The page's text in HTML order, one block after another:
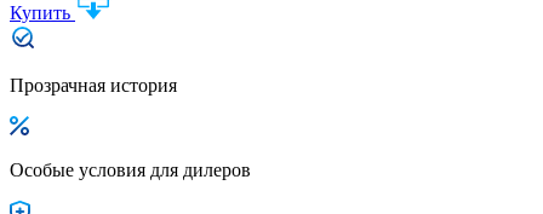
Купить
Прозрачная история
Особые условия для дилеров